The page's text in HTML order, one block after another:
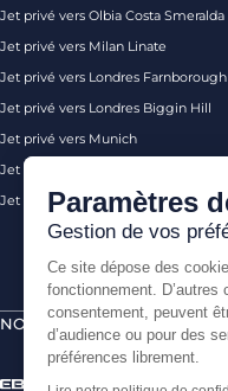
Jet privé vers Olbia Costa Smeralda
Jet privé vers Milan Linate
Jet privé vers Londres Farnborough
Jet privé vers Londres Biggin Hill
Jet privé vers Munich
Jet privé vers Monaco
Jet privé vers Palma de Majorque
NOS CERTIFICATIONS
Paramètres
Gestion de vos
Ce site dépose des
fonctionnement.
consentement, peuvent
d’audience ou pour des
préférences librement.